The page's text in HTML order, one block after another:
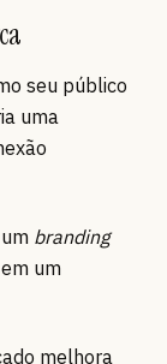
seu público
uma
branding
um
melhora